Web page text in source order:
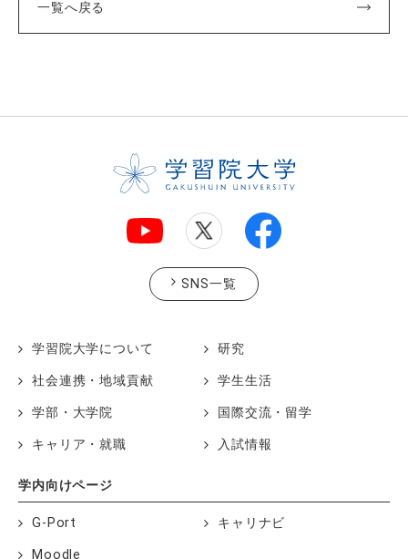
一覧へ戻る
SNS一覧
学習院大学について 研究
社会連携・地域貢献 学生生活
学部・大学院 国際交流・留学
キャリア・就職 入試情報
学内向けページ
G-Port キャリナビ
Moodle